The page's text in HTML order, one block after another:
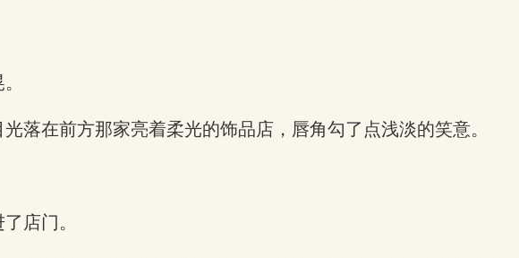
落在前方那家亮着柔光的饰品店，唇角勾了点浅淡的笑意。
店门。